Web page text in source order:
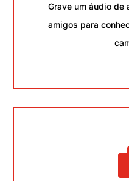
Grave um áudio de
amigos para